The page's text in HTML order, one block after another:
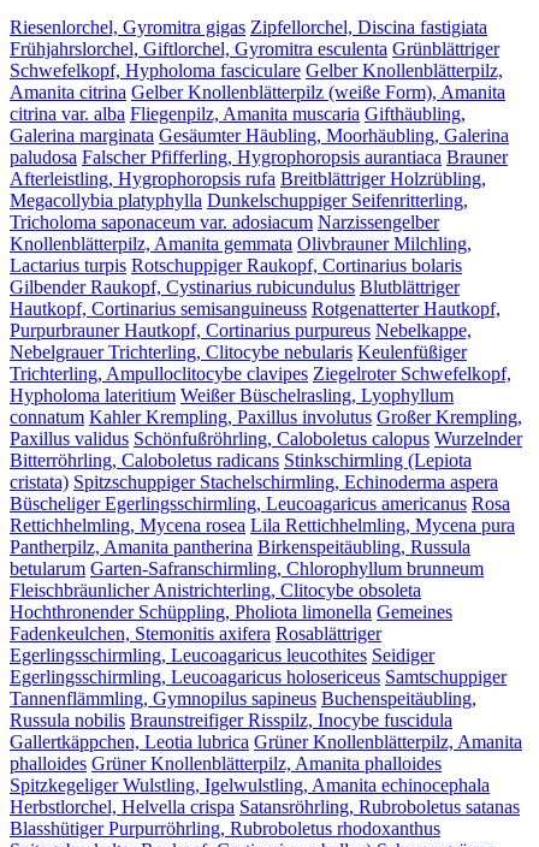
Riesenlorchel, Gyromitra gigas Zipfellorchel, Discina fastigiata
Frühjahrslorchel, Giftlorchel, Gyromitra esculenta Grünblättriger
Schwefelkopf, Hypholoma fasciculare Gelber Knollenblätterpilz,
Amanita citrina Gelber Knollenblätterpilz (weiße Form), Amanita
citrina var. alba Fliegenpilz, Amanita muscaria Gifthäubling,
Galerina marginata Gesäumter Häubling, Moorhäubling, Galerina
paludosa Falscher Pfifferling, Hygrophoropsis aurantiaca Brauner
Afterleistling, Hygrophoropsis rufa Breitblättriger Holzrübling,
Megacollybia platyphylla Dunkelschuppiger Seifenritterling,
Tricholoma saponaceum var. adosiacum Narzissengelber
Knollenblätterpilz, Amanita gemmata Olivbrauner Milchling,
Lactarius turpis Rotschuppiger Raukopf, Cortinarius bolaris
Gilbender Raukopf, Cystinarius rubicundulus Blutblättriger
Hautkopf, Cortinarius semisanguineuss Rotgenatterter Hautkopf,
Purpurbrauner Hautkopf, Cortinarius purpureus Nebelkappe,
Nebelgrauer Trichterling, Clitocybe nebularis Keulenfüßiger
Trichterling, Ampulloclitocybe clavipes Ziegelroter Schwefelkopf,
Hypholoma lateritium Weißer Büschelrasling, Lyophyllum
connatum Kahler Krempling, Paxillus involutus Großer Krempling,
Paxillus validus Schönfußröhrling, Caloboletus calopus Wurzelnder
Bitterröhrling, Caloboletus radicans Stinkschirmling (Lepiota
cristata) Spitzschuppiger Stachelschirmling, Echinoderma aspera
Büscheliger Egerlingsschirmling, Leucoagaricus americanus Rosa
Rettichhelmling, Mycena rosea Lila Rettichhelmling, Mycena pura
Pantherpilz, Amanita pantherina Birkenspeitäubling, Russula
betularum Garten-Safranschirmling, Chlorophyllum brunneum
Fleischbräunlicher Anistrichterling, Clitocybe obsoleta
Hochthronender Schüppling, Pholiota limonella Gemeines
Fadenkeulchen, Stemonitis axifera Rosablättriger
Egerlingsschirmling, Leucoagaricus leucothites Seidiger
Egerlingsschirmling, Leucoagaricus holosericeus Samtschuppiger
Tannenflämmling, Gymnopilus sapineus Buchenspeitäubling,
Russula nobilis Braunstreifiger Risspilz, Inocybe fuscidula
Gallertkäppchen, Leotia lubrica Grüner Knollenblätterpilz, Amanita
phalloides Grüner Knollenblätterpilz, Amanita phalloides
Spitzkegeliger Wulstling, Igelwulstling, Amanita echinocephala
Herbstlorchel, Helvella crispa Satansröhrling, Rubroboletus satanas
Blasshütiger Purpurröhrling, Rubroboletus rhodoxanthus